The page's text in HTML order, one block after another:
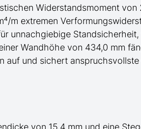
Widerstandsmoment von
m extremen
unnachgiebige
Wandhöhe von 434,0 mm
auf und sichert
von 15,4 mm und eine